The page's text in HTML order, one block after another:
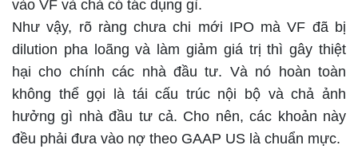
vào VF và chả có tác dụng gì.
Như vậy, rõ ràng chưa chi mới IPO mà VF đã bị
dilution pha loãng và làm giảm giá trị thì gây thiệt
hại cho chính các nhà đầu tư. Và nó hoàn toàn
không thể gọi là tái cấu trúc nội bộ và chả ảnh
hưởng gì nhà đầu tư cả. Cho nên, các khoản này
đều phải đưa vào nợ theo GAAP US là chuẩn mực.